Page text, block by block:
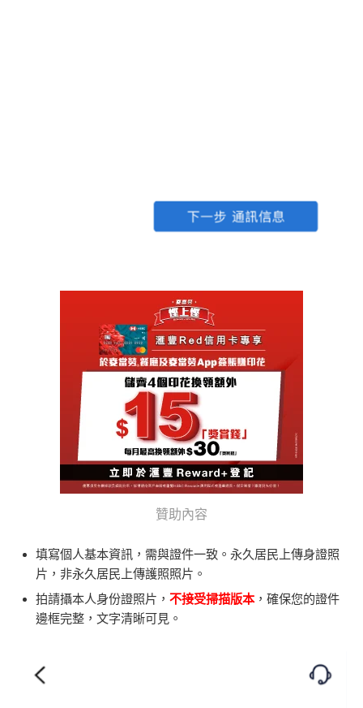
贊助內容
填寫個人基本資訊，需與證件一致。永久居民上傳身證照
片，非永久居民上傳護照照片。
拍請攝本人身份證照片， 不接受掃描版本，確保您的證件
邊框完整，文字清晰可見。